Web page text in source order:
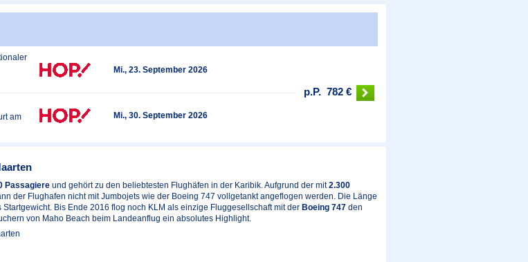
Mi., 23. September 2026
am
Mi., 30. September 2026
p.P. 782 €
Passagiereund gehört zu den beliebtesten Flughäfen in der Karibik. Aufgrund der mit2.300
der Flughafen nicht mit Jumbojets wie der Boeing 747 vollgetankt angeflogen werden. Die Länge
Bis Ende 2016 flog noch KLM als einzige Fluggesellschaft mit der Boeing 747den
von Maho Beach beim Landeanflug ein absolutes Highlight.